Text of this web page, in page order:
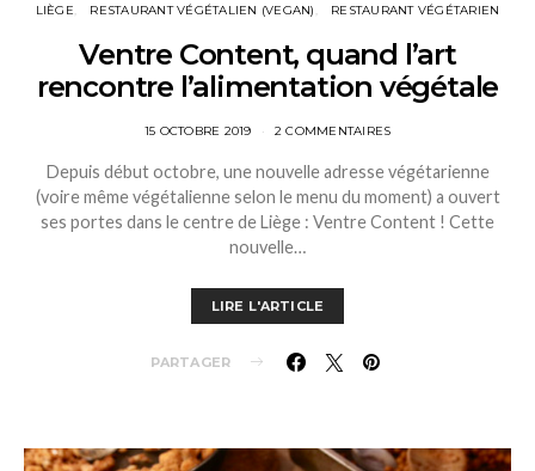
LIÈGE RESTAURANT VÉGÉTALIEN (VEGAN) RESTAURANT VÉGÉTARIEN
Ventre Content, quand l’art
rencontre l’alimentation végétale
15 OCTOBRE 2019 2 COMMENTAIRES
Depuis début octobre, une nouvelle adresse végétarienne
(voire même végétalienne selon le menu du moment) a ouvert
ses portes dans le centre de Liège : Ventre Content ! Cette
nouvelle…
LIRE L'ARTICLE
PARTAGER